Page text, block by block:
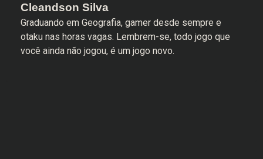
Cleandson Silva
Graduando em Geografia, gamer desde sempre e
otaku nas horas vagas. Lembrem-se, todo jogo que
você ainda não jogou, é um jogo novo.